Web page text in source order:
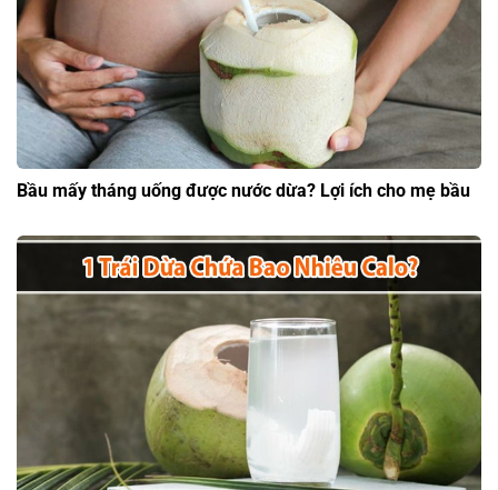
Bầu mấy tháng uống được nước dừa? Lợi ích cho mẹ bầu